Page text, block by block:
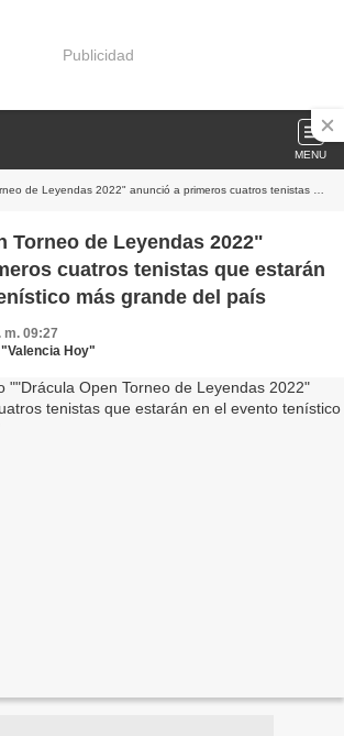
Publicidad
MENU
2022" anunció a primeros cuatros tenistas que estarán en el evento tenístico más grande del país
Torneo de Leyendas 2022"
cuatros tenistas que estarán
más grande del país
m. 09:27
Hoy"